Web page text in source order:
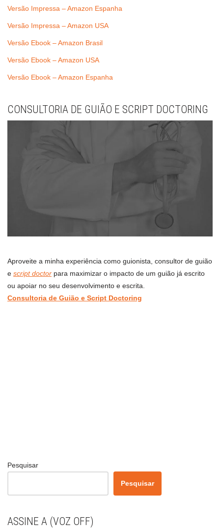
Versão Impressa – Amazon Espanha
Versão Impressa – Amazon USA
Versão Ebook – Amazon Brasil
Versão Ebook – Amazon USA
Versão Ebook – Amazon Espanha
CONSULTORIA DE GUIÃO E SCRIPT DOCTORING
Aproveite a minha experiência como guionista, consultor de guião
e script doctor para maximizar o impacto de um guião já escrito
ou apoiar no seu desenvolvimento e escrita.
Consultoria de Guião e Script Doctoring
Pesquisar
Pesquisar
ASSINE A (VOZ OFF)